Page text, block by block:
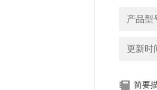
产品型
更新时
简要